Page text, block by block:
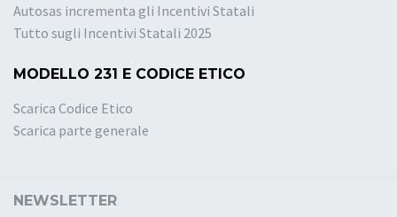
Autosas incrementa gli Incentivi Statali
Tutto sugli Incentivi Statali 2025
MODELLO 231 E CODICE ETICO
Scarica Codice Etico
Scarica parte generale
NEWSLETTER